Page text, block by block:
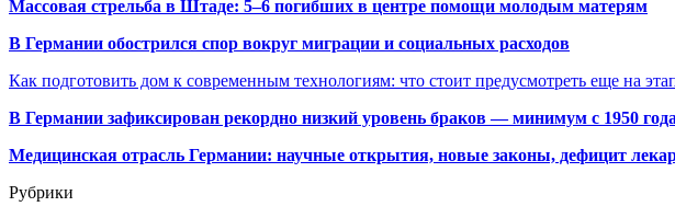
Массовая стрельба в Штаде: 5–6 погибших в центре помощи молодым матерям
В Германии обострился спор вокруг миграции и социальных расходов
Как подготовить дом к современным технологиям: что стоит предусмотреть еще на
В Германии зафиксирован рекордно низкий уровень браков — минимум с 1950 года
Медицинская отрасль Германии: научные открытия, новые законы, дефицит
Рубрики